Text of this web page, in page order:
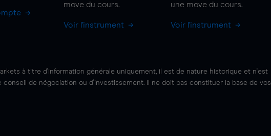
move du cours.
Voir l'instrument
une move du cours.
Voir l'instrument
à titre d'information générale uniquement, il est de nature historique et n'est
de négociation ou d'investissement. Il ne doit pas constituer la base de vos